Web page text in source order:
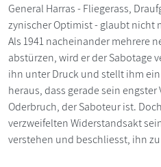
General Harras - Fliegerass,
zynischer Optimist - glaubt nicht
Als 1941 nacheinander mehrere
abstürzen, wird er der Sabotage
ihn unter Druck und stellt ihm
heraus, dass gerade sein
Oderbruch, der Saboteur ist.
verzweifelten Widerstandsakt
verstehen und beschliesst, ihn